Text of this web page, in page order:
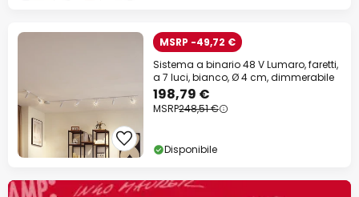
MSRP -49,72 €
Sistema a binario 48 V Lumaro, faretti,
a 7 luci, bianco, Ø 4 cm, dimmerabile
198,79 €
MSRP248,51 €
Disponibile